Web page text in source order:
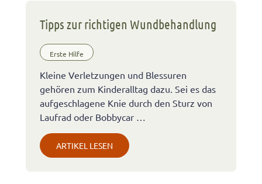
Tipps zur richtigen Wundbehandlung
Erste Hilfe
Kleine Verletzungen und Blessuren
gehören zum Kinderalltag dazu. Sei es das
aufgeschlagene Knie durch den Sturz von
Laufrad oder Bobbycar …
ARTIKEL LESEN